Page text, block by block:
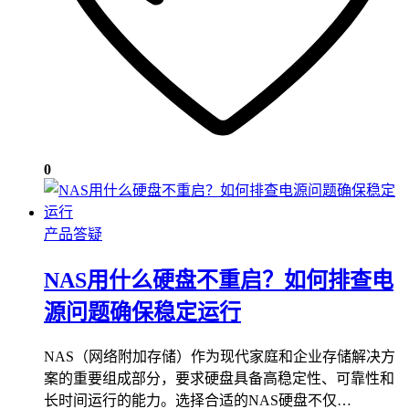
0
产品答疑
NAS用什么硬盘不重启？如何排查电
源问题确保稳定运行
NAS（网络附加存储）作为现代家庭和企业存储解决方
案的重要组成部分，要求硬盘具备高稳定性、可靠性和
长时间运行的能力。选择合适的NAS硬盘不仅…